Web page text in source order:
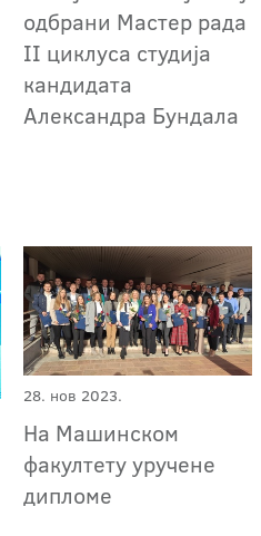
одбрани Мастер рада
II циклуса студија
кандидата
Александра Бундала
28. нов 2023.
На Машинском
факултету уручене
дипломе